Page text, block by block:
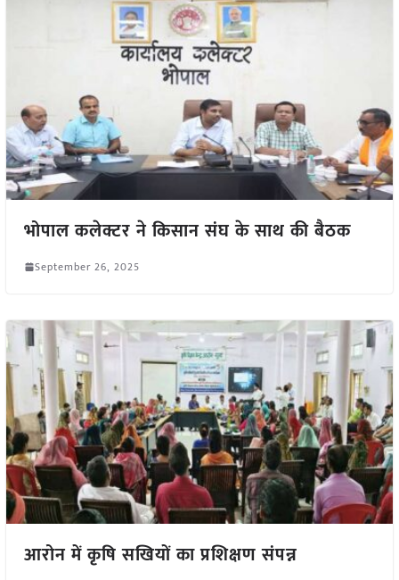
भोपाल कलेक्टर ने किसान संघ के साथ की बैठक
September 26, 2025
आरोन में कृषि सखियों का प्रशिक्षण संपन्न